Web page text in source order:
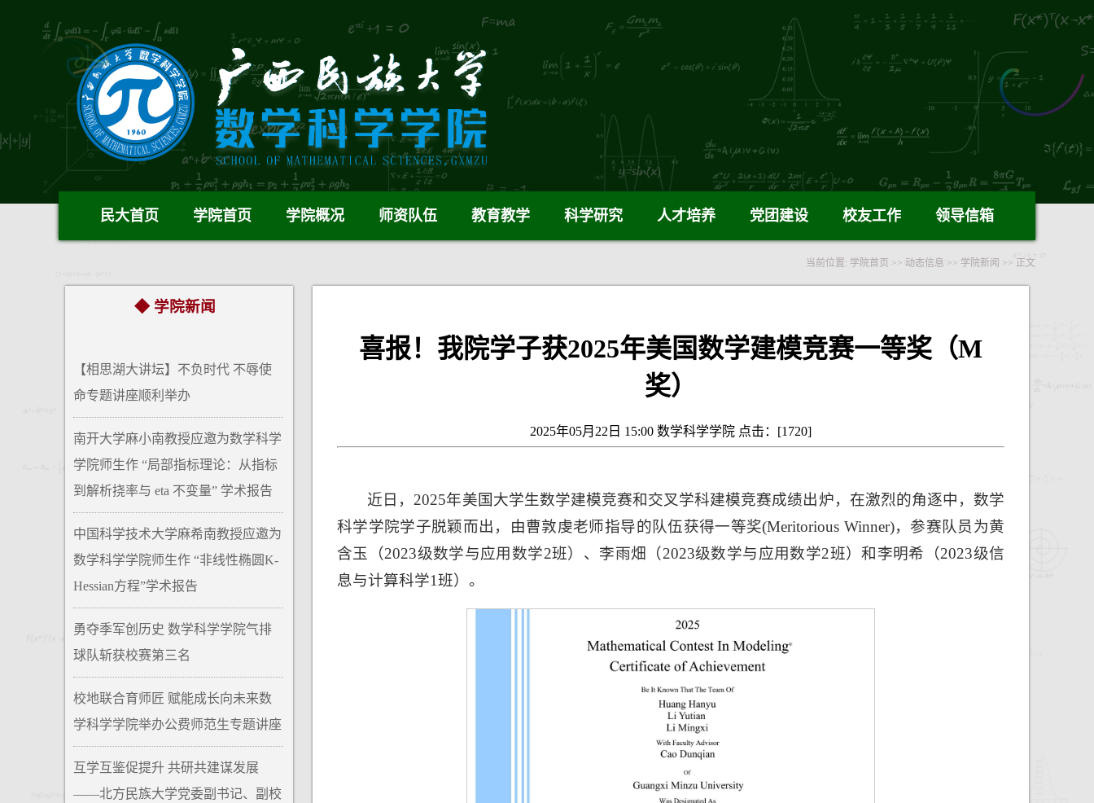
民大首页 学院首页 学院概况 师资队伍 教育教学 科学研究 人才培养 党团建设 校友工作 领导信箱
当前位置: 学院首页 >> 动态信息 >> 学院新闻 >> 正文
◆ 学院新闻
【相思湖大讲坛】不负时代 不辱使
命专题讲座顺利举办
南开大学麻小南教授应邀为数学科学
学院师生作 “局部指标理论：从指标
到解析挠率与 eta 不变量” 学术报告
中国科学技术大学麻希南教授应邀为
数学科学学院师生作 “非线性椭圆K-
Hessian方程”学术报告
勇夺季军创历史 数学科学学院气排
球队斩获校赛第三名
校地联合育师匠 赋能成长向未来数
学科学学院举办公费师范生专题讲座
互学互鉴促提升 共研共建谋发展
——北方民族大学党委副书记、副校
喜报！我院学子获2025年美国数学建模竞赛一等奖（M
奖）
2025年05月22日 15:00 数学科学学院 点击：[1720]
近日，2025年美国大学生数学建模竞赛和交叉学科建模竞赛成绩出炉，在激烈的角逐中，数学
科学学院学子脱颖而出，由曹敦虔老师指导的队伍获得一等奖(Meritorious Winner)，参赛队员为黄
含玉（2023级数学与应用数学2班）、李雨畑（2023级数学与应用数学2班）和李明希（2023级信
息与计算科学1班）。